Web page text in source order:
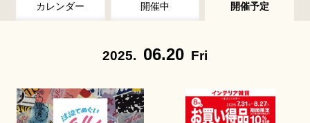
カレンダー 開催中 開催予定
2025. 06.20 Fri